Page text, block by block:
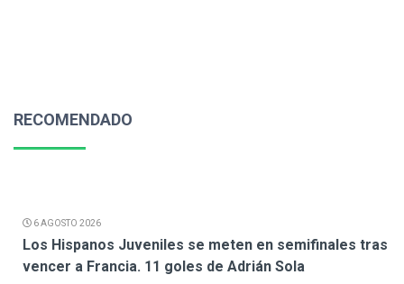
RECOMENDADO
6 AGOSTO 2026
Los Hispanos Juveniles se meten en semifinales tras
vencer a Francia. 11 goles de Adrián Sola